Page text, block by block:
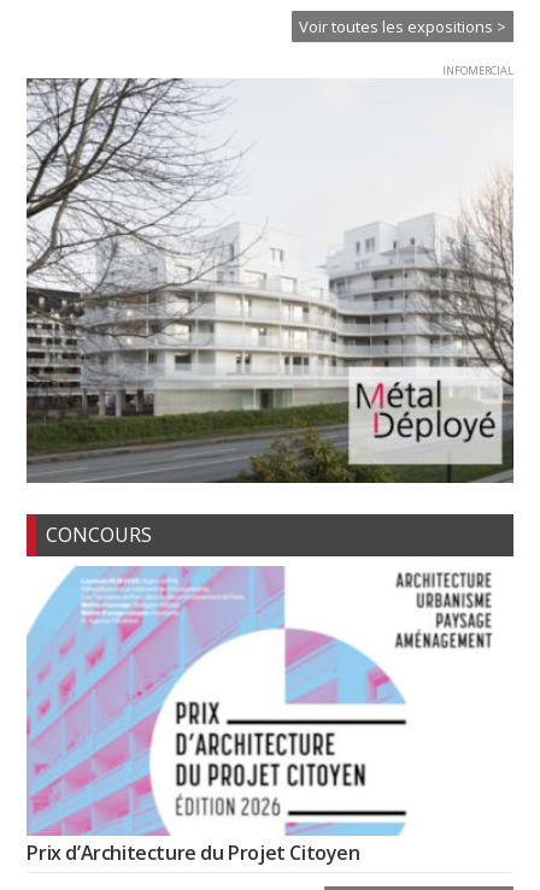
Voir toutes les expositions >
INFOMERCIAL
CONCOURS
Prix d’Architecture du Projet Citoyen